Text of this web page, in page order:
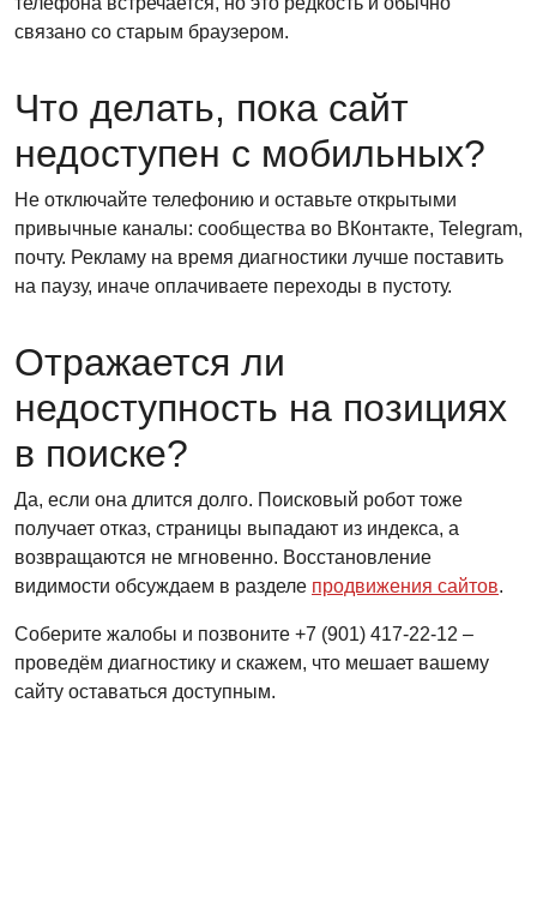
связано со старым браузером.
Что делать, пока сайт
недоступен с мобильных?
Не отключайте телефонию и оставьте открытыми
привычные каналы: сообщества во ВКонтакте, Telegram,
почту. Рекламу на время диагностики лучше поставить
на паузу, иначе оплачиваете переходы в пустоту.
Отражается ли
недоступность на позициях
в поиске?
Да, если она длится долго. Поисковый робот тоже
получает отказ, страницы выпадают из индекса, а
возвращаются не мгновенно. Восстановление
видимости обсуждаем в разделе продвижения сайтов.
Соберите жалобы и позвоните +7 (901) 417-22-12 –
проведём диагностику и скажем, что мешает вашему
сайту оставаться доступным.